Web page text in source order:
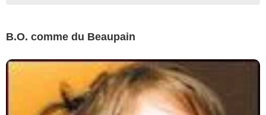
B.O. comme du Beaupain